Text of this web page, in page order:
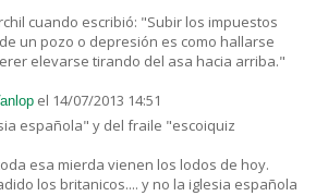
cuando escribió: "Subir los impuestos
un pozo o depresión es como hallarse
elevarse tirando del asa hacia arriba."
el 14/07/2013 14:51
española" y del fraile "escoiquiz
esa mierda vienen los lodos de hoy.
los britanicos.... y no la iglesia española